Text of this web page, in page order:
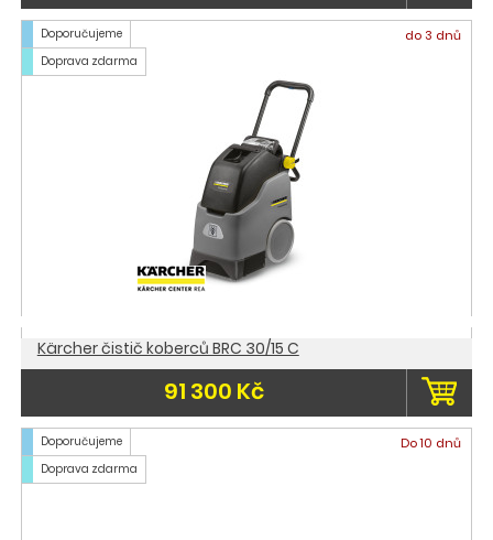
Doporučujeme
Doprava zdarma
do 3 dnů
Kärcher čistič koberců BRC 30/15 C
91 300 Kč
Doporučujeme
Doprava zdarma
Do 10 dnů